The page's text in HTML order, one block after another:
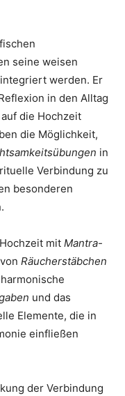
seine weisen
werden. Er
in den Alltag
die Hochzeit
die Möglichkeit,
in
Verbindung zu
besonderen
mit Mantra-
Räucherstäbchen
und das
Elemente, die in
einfließen
der Verbindung